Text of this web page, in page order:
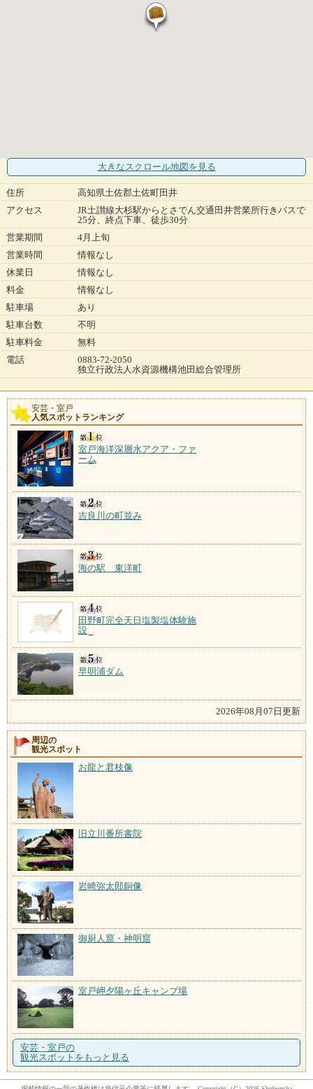
大きなスクロール地図 を見る
住所
高知県土佐郡土佐町田井
アクセス
JR土讃線大杉駅からとさでん交通田井営業所行きバスで
25分、終点下車、徒歩30分
営業期間
4月上旬
営業時間
情報なし
休業日
情報なし
料金
情報なし
駐車場
あり
駐車台数
不明
駐車料金
無料
電話
0883-72-2050
独立行政法人水資源機構池田総合管理所
安芸・室戸
人気スポットランキング
室戸海洋深層水アクア・ファ
ーム
吉良川の町並み
海の駅 東洋町
田野町完全天日塩製塩体験施
設
早明浦ダム
2026年08月07日更新
周辺の
観光スポット
お龍と君枝像
旧立川番所書院
岩崎弥太郎銅像
御厨人窟・神明窟
室戸岬夕陽ヶ丘キャンプ場
安芸・室戸の
観光スポットをもっと見る